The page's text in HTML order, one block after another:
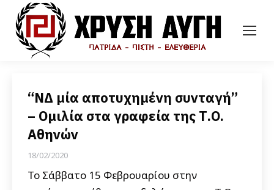
“ΝΔ μία αποτυχημένη συνταγή”
– Oμιλία στα γραφεία της Τ.Ο.
Αθηνών
18/02/2020
Το Σάββατο 15 Φεβρουαρίου στην